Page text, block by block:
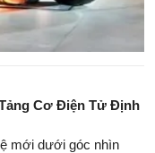
Cơ Điện Tử Định
mới dưới góc nhìn